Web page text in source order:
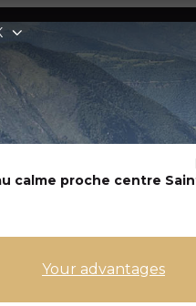
calme proche centre
Your advantages